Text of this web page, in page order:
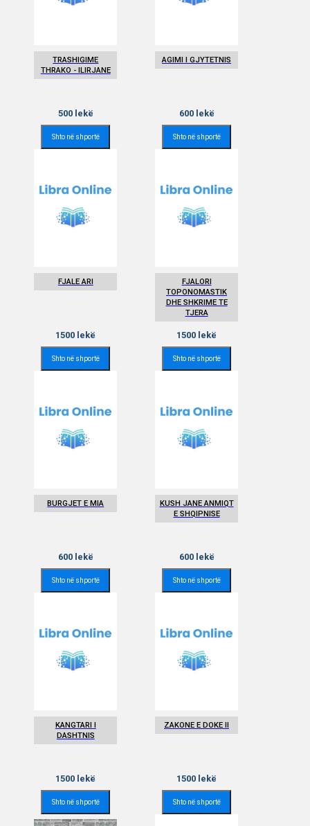
TRASHIGIME
THRAKO - ILIRJANE
500lekë
Shto në shportë
AGIMI I GJYTETNIS
600lekë
Shto në shportë
FJALE ARI
1500 lekë
Shto në shportë
FJALORI
TOPONOMASTIK
DHE SHKRIME TE
TJERA
1500 lekë
Shto në shportë
BURGJET E MIA
600lekë
Shto në shportë
KUSH JANE ANMIQT
E SHQIPNISE
600lekë
Shto në shportë
KANGTARI I
DASHTNIS
1500 lekë
Shto në shportë
ZAKONE E DOKE II
1500 lekë
Shto në shportë